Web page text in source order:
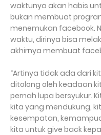
waktunya akan habis
bukan membuat
menemukan facebook.
waktu, dirinya bisa
akhirnya membuat
“Artinya tidak ada dari
ditolong oleh keadaan
pernah lupa bersyukur.
kita yang mendukung,
kesempatan,
kita untuk give back